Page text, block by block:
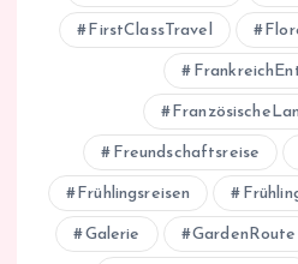
FirstClassTravel
Freundschaftsreise
Frühlingsreisen
Galerie GardenRoute